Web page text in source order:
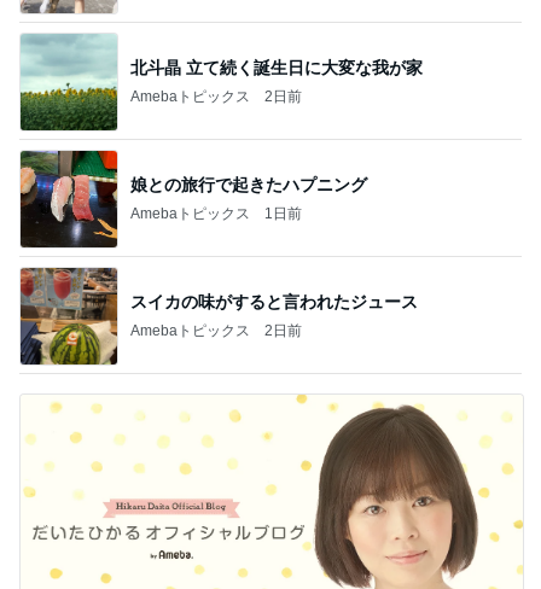
北斗晶 立て続く誕生日に大変な我が家
Amebaトピックス 2日前
娘との旅行で起きたハプニング
Amebaトピックス 1日前
スイカの味がすると言われたジュース
Amebaトピックス 2日前